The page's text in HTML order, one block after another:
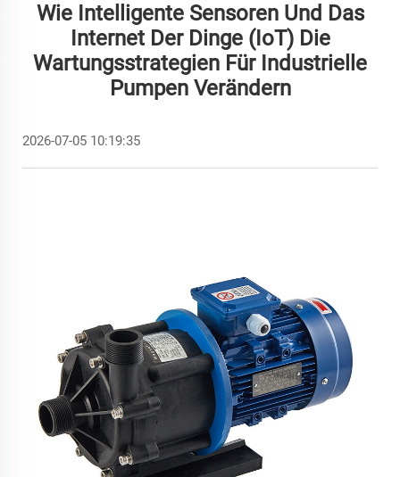
Wie Intelligente Sensoren Und Das
Internet Der Dinge (IoT) Die
Wartungsstrategien Für Industrielle
Pumpen Verändern
2026-07-05 10:19:35